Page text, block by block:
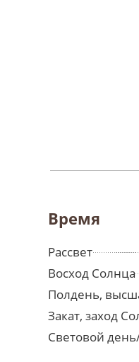
Время
Рассвет
Восход Солнца
Полдень,
Закат, заход
Световой